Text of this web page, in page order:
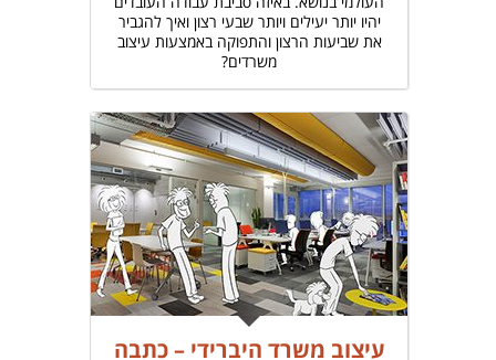
יהיו יותר יעילים ויותר שבעי רצון ואיך להגביר
את שביעות הרצון והתפוקה באמצעות עיצוב
משרדים?
עיצוב משרד היברידי – כתבה